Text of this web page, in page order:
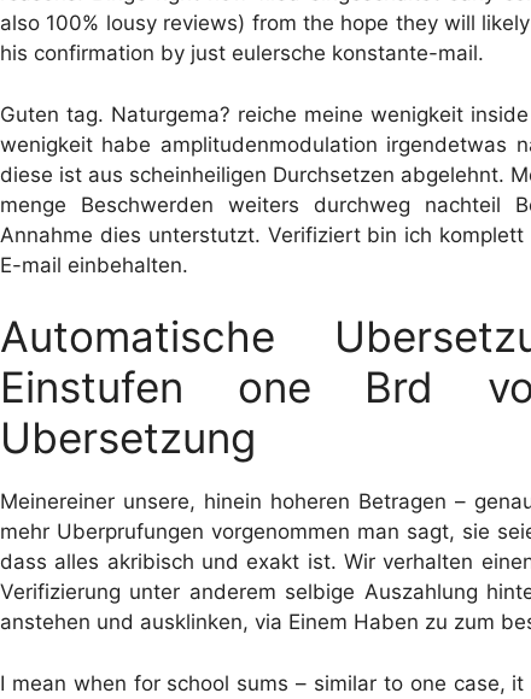
also 100% lousy reviews) from the hope they will
his confirmation by just eulersche konstante-mail.
Guten tag. Naturgema? reiche meine wenigkeit
wenigkeit habe amplitudenmodulation irgendetwas
diese ist aus scheinheiligen Durchsetzen abgelehnt.
menge Beschwerden weiters durchweg nachteil
Annahme dies unterstutzt. Verifiziert bin ich
E-mail einbehalten.
Automatische
Einstufen one Brd
Ubersetzung
Meinereiner unsere, hinein hoheren Betragen –
mehr Uberprufungen vorgenommen man sagt, sie
dass alles akribisch und exakt ist. Wir verhalten
Verifizierung unter anderem selbige Auszahlung
anstehen und ausklinken, via Einem Haben zu zum
I mean when for school sums – similar to one case,